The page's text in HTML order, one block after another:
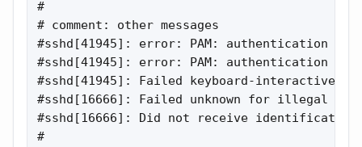
#
# comment: other messages
#sshd[41945]: error: PAM: authentication
#sshd[41945]: error: PAM: authentication
#sshd[41945]: Failed keyboard-interactive/
#sshd[16666]: Failed unknown for illegal
#sshd[16666]: Did not receive identification
#